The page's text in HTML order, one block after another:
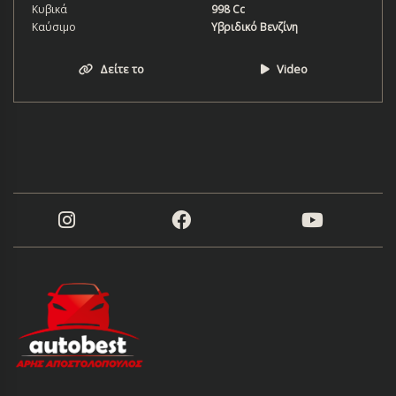
Κυβικά
998 Cc
Καύσιμο
Υβριδικό Βενζίνη
Δείτε το Video